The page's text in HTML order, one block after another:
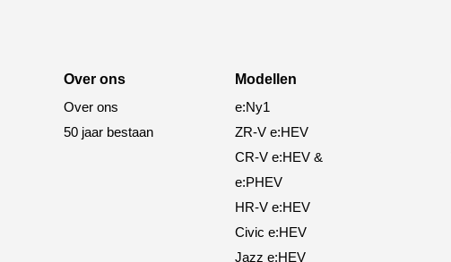
Over ons
Over ons
50 jaar bestaan
Modellen
e:Ny1
ZR-V e:HEV
CR-V e:HEV &
e:PHEV
HR-V e:HEV
Civic e:HEV
Jazz e:HEV